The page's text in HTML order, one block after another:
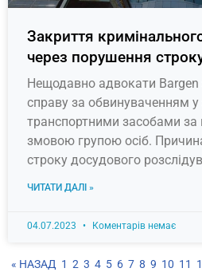
Закриття
через порушення
Нещодавно адвокати Bargen
справу за обвинуваченням у
транспортними засобами
змовою групою осіб.
строку досудового
ЧИТАТИ ДАЛІ »
04.07.2023 Коментарів немає
« НАЗАД 1 2 3 4 5 6 7 8 9 10 11